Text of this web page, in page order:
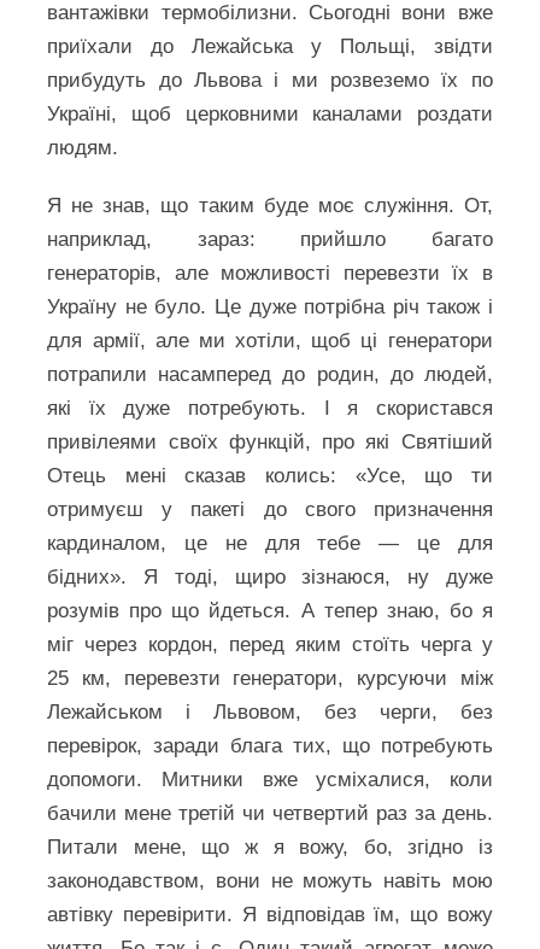
вантажівки термобілизни. Сьогодні вони вже
приїхали до Лежайська у Польщі, звідти
прибудуть до Львова і ми розвеземо їх по
Україні, щоб церковними каналами роздати
людям.
Я не знав, що таким буде моє служіння. От,
наприклад, зараз: прийшло багато
генераторів, але можливості перевезти їх в
Україну не було. Це дуже потрібна річ також і
для армії, але ми хотіли, щоб ці генератори
потрапили насамперед до родин, до людей,
які їх дуже потребують. І я скористався
привілеями своїх функцій, про які Святіший
Отець мені сказав колись: «Усе, що ти
отримуєш у пакеті до свого призначення
кардиналом, це не для тебе — це для
бідних». Я тоді, щиро зізнаюся, ну дуже
розумів про що йдеться. А тепер знаю, бо я
міг через кордон, перед яким стоїть черга у
25 км, перевезти генератори, курсуючи між
Лежайськом і Львовом, без черги, без
перевірок, заради блага тих, що потребують
допомоги. Митники вже усміхалися, коли
бачили мене третій чи четвертий раз за день.
Питали мене, що ж я вожу, бо, згідно із
законодавством, вони не можуть навіть мою
автівку перевірити. Я відповідав їм, що вожу